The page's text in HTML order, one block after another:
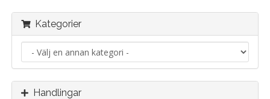
Kategorier
Handlingar